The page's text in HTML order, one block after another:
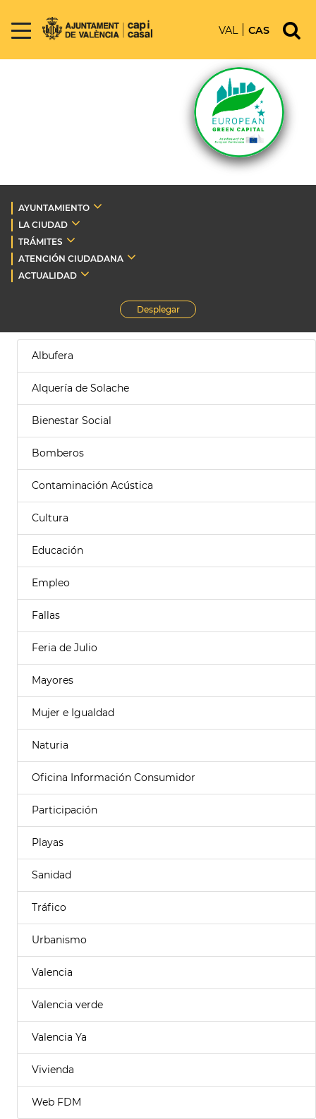
VAL CAS
AYUNTAMIENTO
LA CIUDAD
TRÁMITES
ATENCIÓN CIUDADANA
ACTUALIDAD
Desplegar
Albufera
Alquería de Solache
Bienestar Social
Bomberos
Contaminación Acústica
Cultura
Educación
Empleo
Fallas
Feria de Julio
Mayores
Mujer e Igualdad
Naturia
Oficina Información Consumidor
Participación
Playas
Sanidad
Tráfico
Urbanismo
Valencia
Valencia verde
Valencia Ya
Vivienda
Web FDM